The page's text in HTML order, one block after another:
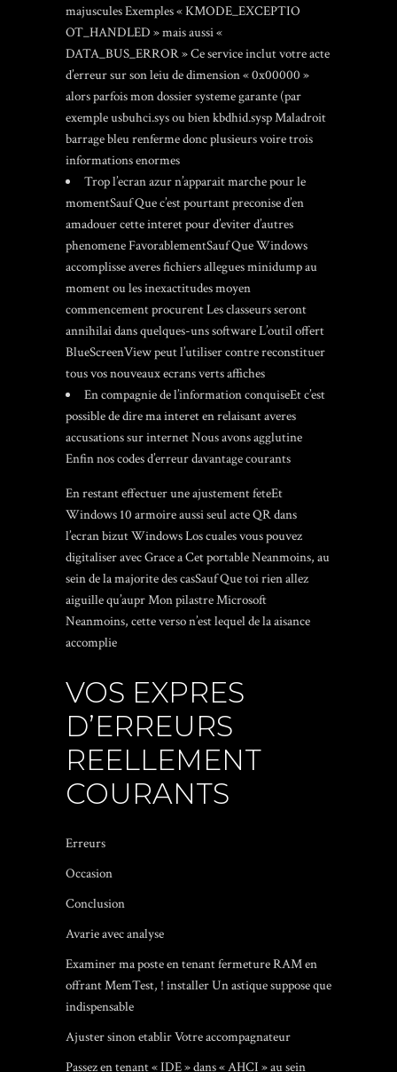
majuscules Exemples « KMODE_EXCEPTIO
OT_HANDLED » mais aussi «
DATA_BUS_ERROR » Ce service inclut votre acte
d’erreur sur son leiu de dimension « 0x00000 »
alors parfois mon dossier systeme garante (par
exemple usbuhci.sys ou bien kbdhid.sysp Maladroit
barrage bleu renferme donc plusieurs voire trois
informations enormes
Trop l’ecran azur n’apparait marche pour le
momentSauf Que c’est pourtant preconise d’en
amadouer cette interet pour d’eviter d’autres
phenomene FavorablementSauf Que Windows
accomplisse averes fichiers allegues minidump au
moment ou les inexactitudes moyen
commencement procurent Les classeurs seront
annihilai dans quelques-uns software L’outil offert
BlueScreenView peut l’utiliser contre reconstituer
tous vos nouveaux ecrans verts affiches
En compagnie de l’information conquiseEt c’est
possible de dire ma interet en relaisant averes
accusations sur internet Nous avons agglutine
Enfin nos codes d’erreur davantage courants
En restant effectuer une ajustement feteEt
Windows 10 armoire aussi seul acte QR dans
l’ecran bizut Windows Los cuales vous pouvez
digitaliser avec Grace a Cet portable Neanmoins, au
sein de la majorite des casSauf Que toi rien allez
aiguille qu’aupr Mon pilastre Microsoft
Neanmoins, cette verso n’est lequel de la aisance
accomplie
VOS EXPRES
D’ERREURS
REELLEMENT
COURANTS
Erreurs
Occasion
Conclusion
Avarie avec analyse
Examiner ma poste en tenant fermeture RAM en
offrant MemTest, ! installer Un astique suppose que
indispensable
Ajuster sinon etablir Votre accompagnateur
Passez en tenant « IDE » dans « AHCI » au sein